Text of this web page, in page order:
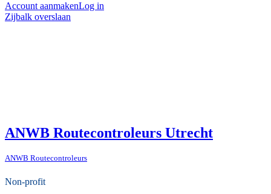
Account aanmakenLog in
Zijbalk overslaan
ANWB Routecontroleurs Utrecht
ANWB Routecontroleurs
Non-profit